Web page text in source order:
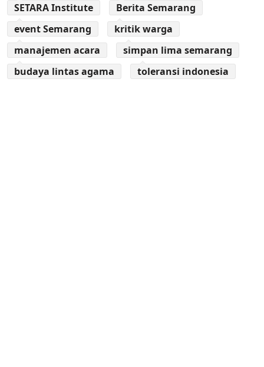
SETARA Institute
Berita Semarang
event Semarang
kritik warga
manajemen acara
simpan lima semarang
budaya lintas agama
toleransi indonesia